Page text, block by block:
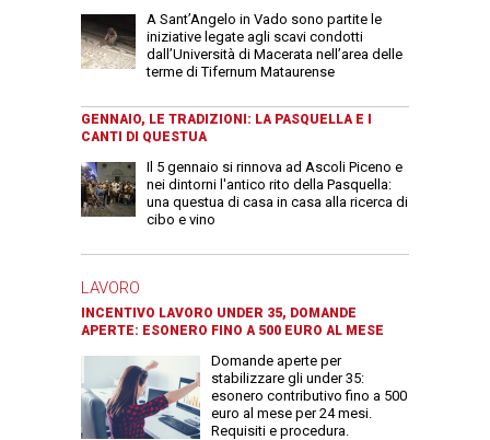
A Sant’Angelo in Vado sono partite le
iniziative legate agli scavi condotti
dall’Università di Macerata nell’area delle
terme di Tifernum Mataurense
GENNAIO, LE TRADIZIONI: LA PASQUELLA E I
CANTI DI QUESTUA
Il 5 gennaio si rinnova ad Ascoli Piceno e
nei dintorni l'antico rito della Pasquella:
una questua di casa in casa alla ricerca di
cibo e vino
LAVORO
INCENTIVO LAVORO UNDER 35, DOMANDE
APERTE: ESONERO FINO A 500 EURO AL MESE
Domande aperte per
stabilizzare gli under 35:
esonero contributivo fino a 500
euro al mese per 24 mesi.
Requisiti e procedura.